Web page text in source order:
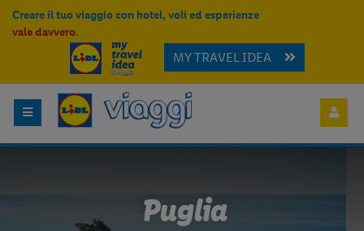
Creare il tuo viaggio con hotel, voli ed esperienze
vale davvero.
MY TRAVEL IDEA
Puglia